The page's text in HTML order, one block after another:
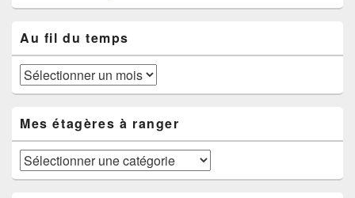
Au fil du temps
Au
fil
temps
Mes étagères à ranger
Mes
étagères